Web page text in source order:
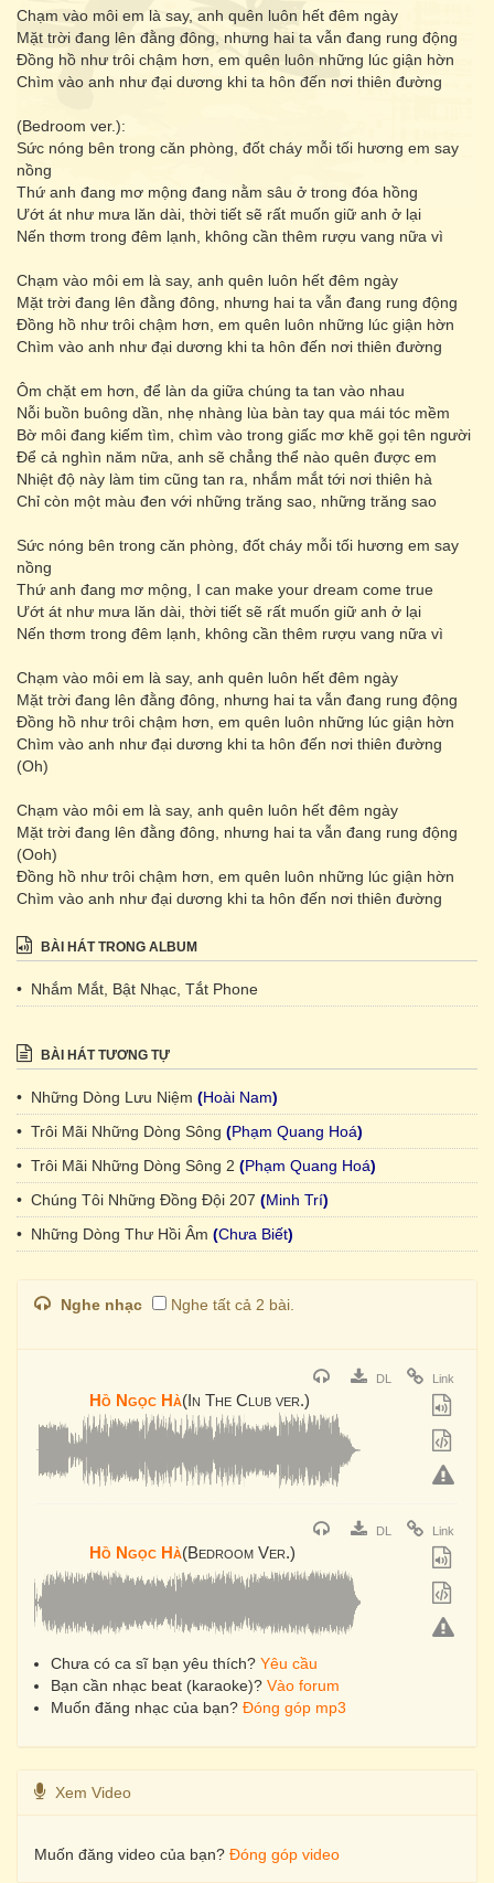
Chạm vào môi em là say, anh quên luôn hết đêm ngày
Mặt trời đang lên đằng đông, nhưng hai ta vẫn đang rung động
Đồng hồ như trôi chậm hơn, em quên luôn những lúc giận hờn
Chìm vào anh như đại dương khi ta hôn đến nơi thiên đường
(Bedroom ver.):
Sức nóng bên trong căn phòng, đốt cháy mỗi tối hương em say
nồng
Thứ anh đang mơ mộng đang nằm sâu ở trong đóa hồng
Ướt át như mưa lăn dài, thời tiết sẽ rất muốn giữ anh ở lại
Nến thơm trong đêm lạnh, không cần thêm rượu vang nữa vì
Chạm vào môi em là say, anh quên luôn hết đêm ngày
Mặt trời đang lên đằng đông, nhưng hai ta vẫn đang rung động
Đồng hồ như trôi chậm hơn, em quên luôn những lúc giận hờn
Chìm vào anh như đại dương khi ta hôn đến nơi thiên đường
Ôm chặt em hơn, để làn da giữa chúng ta tan vào nhau
Nỗi buồn buông dần, nhẹ nhàng lùa bàn tay qua mái tóc mềm
Bờ môi đang kiếm tìm, chìm vào trong giấc mơ khẽ gọi tên người
Để cả nghìn năm nữa, anh sẽ chẳng thể nào quên được em
Nhiệt độ này làm tim cũng tan ra, nhắm mắt tới nơi thiên hà
Chỉ còn một màu đen với những trăng sao, những trăng sao
Sức nóng bên trong căn phòng, đốt cháy mỗi tối hương em say
nồng
Thứ anh đang mơ mộng, I can make your dream come true
Ướt át như mưa lăn dài, thời tiết sẽ rất muốn giữ anh ở lại
Nến thơm trong đêm lạnh, không cần thêm rượu vang nữa vì
Chạm vào môi em là say, anh quên luôn hết đêm ngày
Mặt trời đang lên đằng đông, nhưng hai ta vẫn đang rung động
Đồng hồ như trôi chậm hơn, em quên luôn những lúc giận hờn
Chìm vào anh như đại dương khi ta hôn đến nơi thiên đường
(Oh)
Chạm vào môi em là say, anh quên luôn hết đêm ngày
Mặt trời đang lên đằng đông, nhưng hai ta vẫn đang rung động
(Ooh)
Đồng hồ như trôi chậm hơn, em quên luôn những lúc giận hờn
Chìm vào anh như đại dương khi ta hôn đến nơi thiên đường
BÀI HÁT TRONG ALBUM
• Nhắm Mắt, Bật Nhạc, Tắt Phone
BÀI HÁT TƯƠNG TỰ
• Những Dòng Lưu Niệm (Hoài Nam)
• Trôi Mãi Những Dòng Sông (Phạm Quang Hoá)
• Trôi Mãi Những Dòng Sông 2 (Phạm Quang Hoá)
• Chúng Tôi Những Đồng Đội 207 (Minh Trí)
• Những Dòng Thư Hồi Âm (Chưa Biết)
Nghe nhạc Nghe tất cả 2 bài.
DL Link
Hồ Ngọc Hà(In The Club ver.)
DL Link
Hồ Ngọc Hà(Bedroom Ver.)
Chưa có ca sĩ bạn yêu thích? Yêu cầu
Bạn cần nhạc beat (karaoke)? Vào forum
Muốn đăng nhạc của bạn? Đóng góp mp3
Xem Video
Muốn đăng video của bạn? Đóng góp video